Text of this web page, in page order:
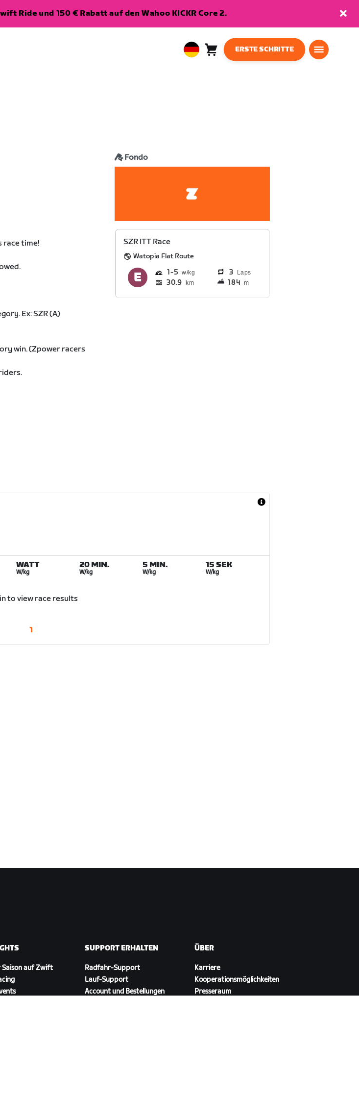
Ride und 150 € Rabatt auf den Wahoo KICKR Core 2.
EuropeanWarenkorb0
ERSTE SCHRITTE
Fondo
race time!
Ex: SZR (A)
win. (Zpower racers
SZR ITT Race
Watopia Flat Route
1 5 3 Laps
30.9 km 184 m
WATT
W/kg
20 MIN.
W/kg
5 MIN.
W/kg
15 SEK
W/kg
to view race results
1
Saison auf Zwift
SUPPORT ERHALTEN
Radfahr-Support
Lauf-Support
Account und Bestellungen
ÜBER
Karriere
Kooperationsmöglichkeiten
Presseraum